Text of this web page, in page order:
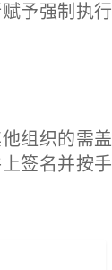
予强制执行
组织的需盖
签名并按手